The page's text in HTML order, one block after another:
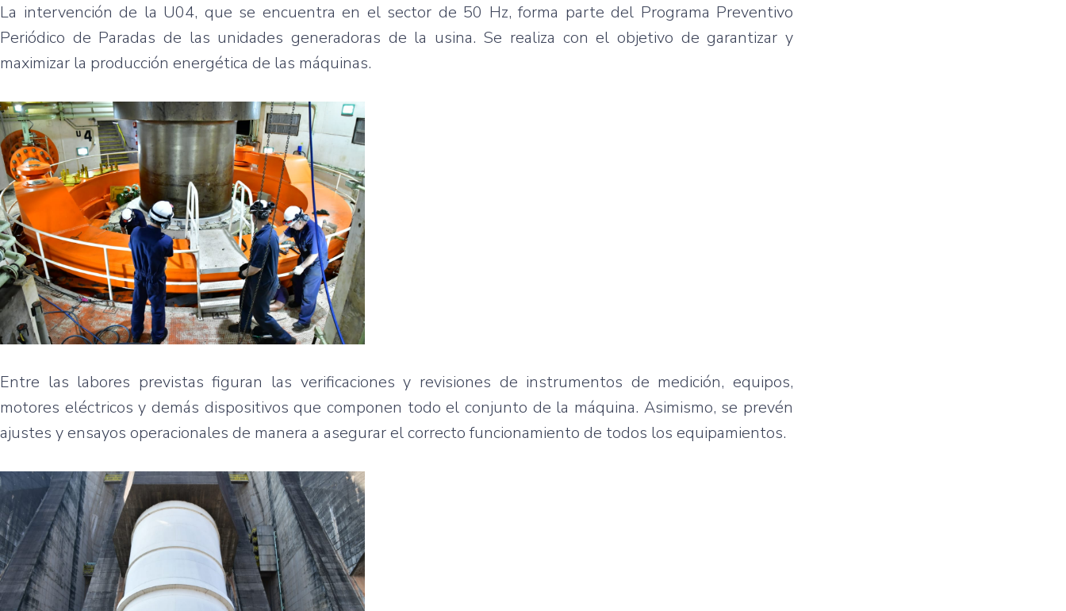
La intervención de la U04, que se encuentra en el sector de 50 Hz, forma parte del Programa Preventivo
Periódico de Paradas de las unidades generadoras de la usina. Se realiza con el objetivo de garantizar y
maximizar la producción energética de las máquinas.
Entre las labores previstas figuran las verificaciones y revisiones de instrumentos de medición, equipos,
motores eléctricos y demás dispositivos que componen todo el conjunto de la máquina. Asimismo, se prevén
ajustes y ensayos operacionales de manera a asegurar el correcto funcionamiento de todos los equipamientos.